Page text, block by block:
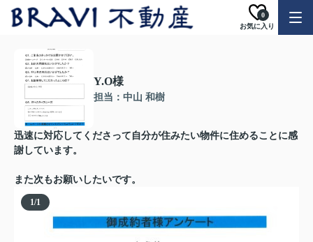
お気に入り
0
Y.O様
担当：中山 和樹
迅速に対応してくださって自分が住みたい物件に住めることに感
謝しています。
また次もお願いしたいです。
1/1